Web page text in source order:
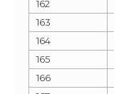
162
163
164
165
166